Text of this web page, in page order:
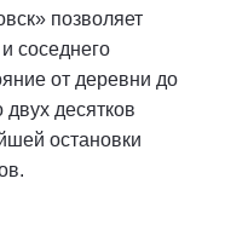
позволяет
соседнего
от деревни до
двух десятков
остановки